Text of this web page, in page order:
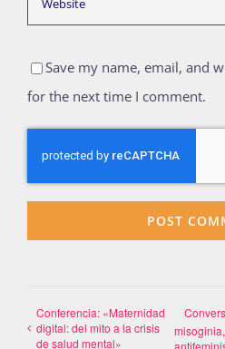
Save my name, email, and
for the next time I comment.
Conferencia: «Maternidad
digital: del mito a la crisis
de salud mental»